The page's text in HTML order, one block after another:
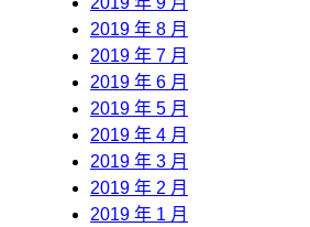
2019 年 8 月
2019 年 7 月
2019 年 6 月
2019 年 5 月
2019 年 4 月
2019 年 3 月
2019 年 2 月
2019 年 1 月